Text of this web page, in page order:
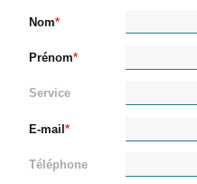
Nom
Prénom
Service
E-mail
Téléphone